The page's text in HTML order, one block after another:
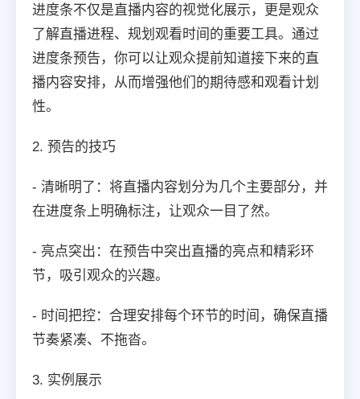
进度条不仅是直播内容的视觉化展示，更是观众
了解直播进程、规划观看时间的重要工具。通过
进度条预告，你可以让观众提前知道接下来的直
播内容安排，从而增强他们的期待感和观看计划
性。
2. 预告的技巧
- 清晰明了：将直播内容划分为几个主要部分，并
在进度条上明确标注，让观众一目了然。
- 亮点突出：在预告中突出直播的亮点和精彩环
节，吸引观众的兴趣。
- 时间把控：合理安排每个环节的时间，确保直播
节奏紧凑、不拖沓。
3. 实例展示